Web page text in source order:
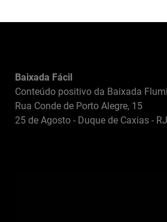
Baixada Fácil
Conteúdo positivo da Baixada
Rua Conde de Porto Alegre, 15
25 de Agosto - Duque de Caxias - RJ